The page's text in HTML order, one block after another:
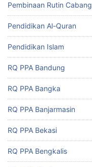
Pembinaan Rutin Cabang
Pendidikan Al-Quran
Pendidikan Islam
RQ PPA Bandung
RQ PPA Bangka
RQ PPA Banjarmasin
RQ PPA Bekasi
RQ PPA Bengkalis